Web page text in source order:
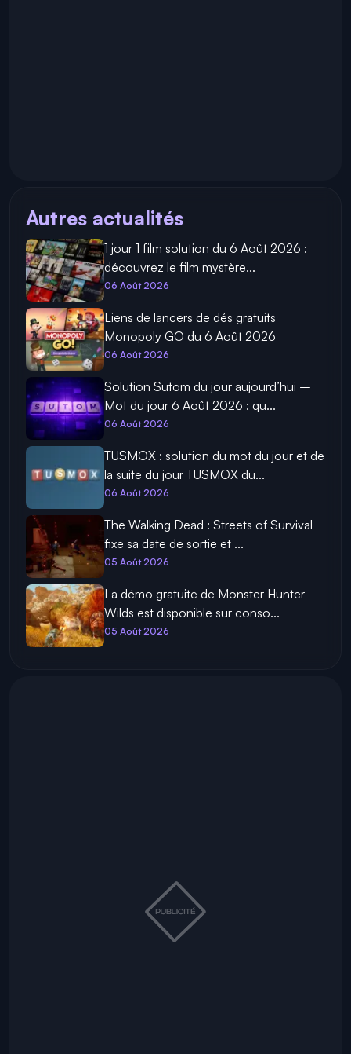
Autres actualités
1 jour 1 film solution du 6 Août 2026 :
découvrez le film mystère...
06 Août 2026
Liens de lancers de dés gratuits
Monopoly GO du 6 Août 2026
06 Août 2026
Solution Sutom du jour aujourd’hui –
Mot du jour 6 Août 2026 : qu...
06 Août 2026
TUSMOX : solution du mot du jour et de
la suite du jour TUSMOX du...
06 Août 2026
The Walking Dead : Streets of Survival
fixe sa date de sortie et ...
05 Août 2026
La démo gratuite de Monster Hunter
Wilds est disponible sur conso...
05 Août 2026